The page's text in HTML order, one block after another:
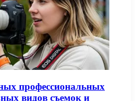
профессиональных
видов съемок и